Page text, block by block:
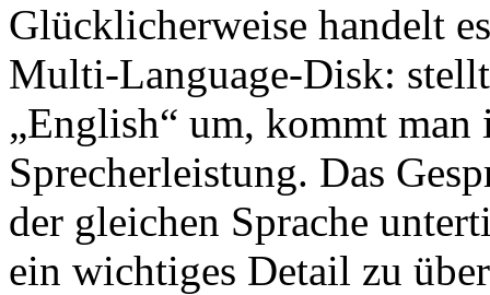
Glücklicherweise handelt
Multi-Language-Disk:
„English“ um, kommt man
Sprecherleistung. Das
der gleichen Sprache
ein wichtiges Detail zu